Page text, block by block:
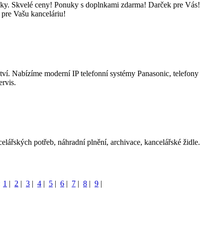
Skvelé ceny! Ponuky s doplnkami zdarma! Darček pre Vás!
Vašu kanceláriu!
Nabízíme moderní IP telefonní systémy Panasonic, telefony
potřeb, náhradní plnění, archivace, kancelářské židle.
1 | 2 | 3 | 4 | 5 | 6 | 7 | 8 | 9 |